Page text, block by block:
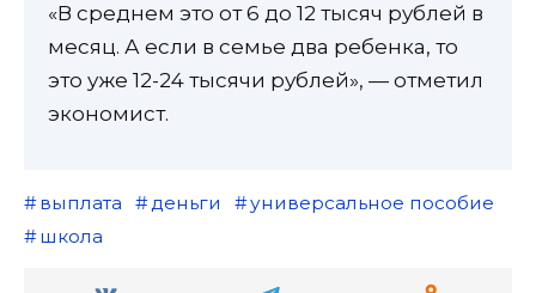
«В среднем это от 6 до 12 тысяч рублей в
месяц. А если в семье два ребенка, то
это уже 12-24 тысячи рублей», — отметил
экономист.
выплата деньги
универсальное пособие
школа